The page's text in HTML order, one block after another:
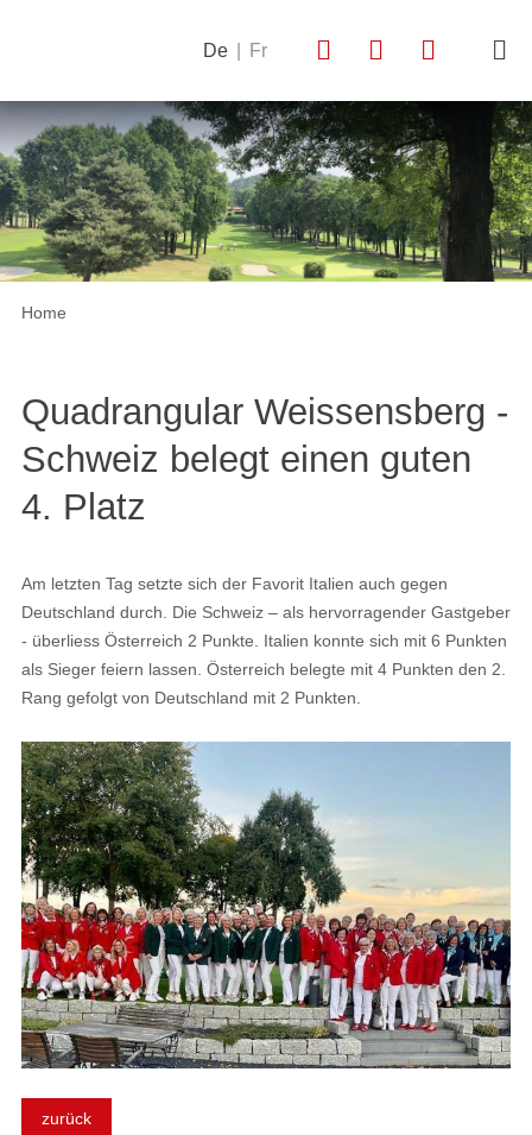
De Fr
Home
Quadrangular Weissensberg -
Schweiz belegt einen guten
4. Platz
Am letzten Tag setzte sich der Favorit Italien auch gegen
Deutschland durch. Die Schweiz – als hervorragender Gastgeber
- überliess Österreich 2 Punkte. Italien konnte sich mit 6 Punkten
als Sieger feiern lassen. Österreich belegte mit 4 Punkten den 2.
Rang gefolgt von Deutschland mit 2 Punkten.
zurück